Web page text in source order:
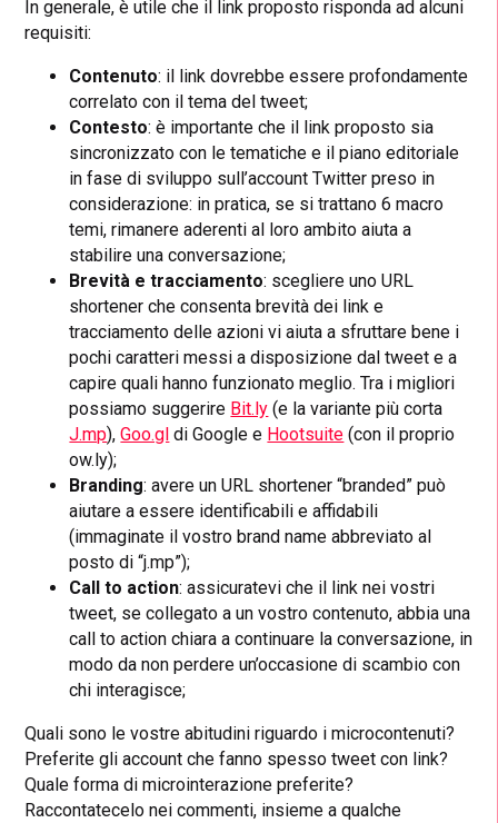
In generale, è utile che il link proposto risponda ad alcuni
requisiti:
Contenuto: il link dovrebbe essere profondamente
correlato con il tema del tweet;
Contesto: è importante che il link proposto sia
sincronizzato con le tematiche e il piano editoriale
in fase di sviluppo sull’account Twitter preso in
considerazione: in pratica, se si trattano 6 macro
temi, rimanere aderenti al loro ambito aiuta a
stabilire una conversazione;
Brevità e tracciamento: scegliere uno URL
shortener che consenta brevità dei link e
tracciamento delle azioni vi aiuta a sfruttare bene i
pochi caratteri messi a disposizione dal tweet e a
capire quali hanno funzionato meglio. Tra i migliori
possiamo suggerire Bit.ly (e la variante più corta
J.mp),Goo.gl di Google e Hootsuite (con il proprio
ow.ly);
Branding: avere un URL shortener “branded” può
aiutare a essere identificabili e affidabili
(immaginate il vostro brand name abbreviato al
posto di “j.mp”);
Call to action: assicuratevi che il link nei vostri
tweet, se collegato a un vostro contenuto, abbia una
call to action chiara a continuare la conversazione, in
modo da non perdere un’occasione di scambio con
chi interagisce;
Quali sono le vostre abitudini riguardo i microcontenuti?
Preferite gli account che fanno spesso tweet con link?
Quale forma di microinterazione preferite?
Raccontatecelo nei commenti, insieme a qualche